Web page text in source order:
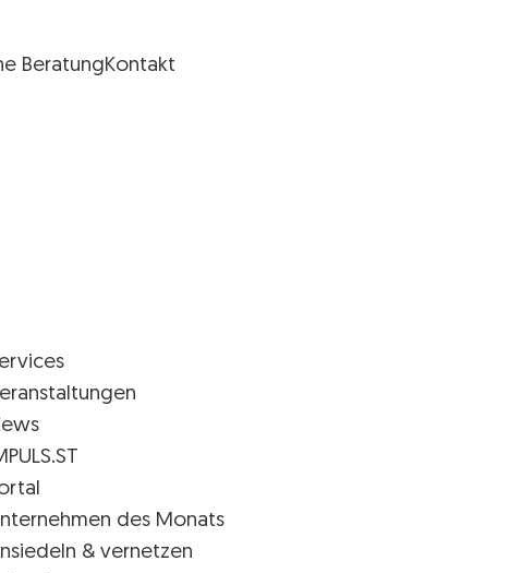
BeratungKontakt
des Monats
& vernetzen